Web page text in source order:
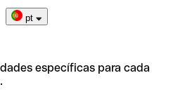
pt
específicas para cada